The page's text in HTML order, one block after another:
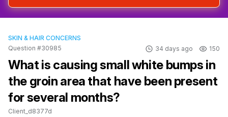
SKIN & HAIR CONCERNS
Question #30985
34 days ago 150
What is causing small white bumps in
the groin area that have been present
for several months?
Client_d8377d